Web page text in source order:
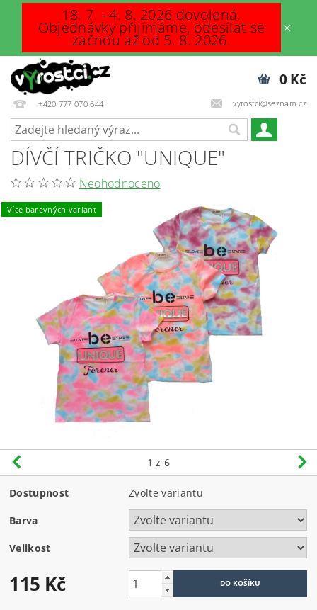
18. 7. - 4. 8. 2026 dovolená.
Objednávky přijímáme, odesílat se
začnou až od 5. 8. 2026.
+420 777 070 644 vyrostci@seznam.cz
0 Kč
DÍVČÍ TRIČKO "UNIQUE"
Neohodnoceno
Více barevných variant
1 z 6
Dostupnost Zvolte variantu
Barva
Velikost
115 Kč